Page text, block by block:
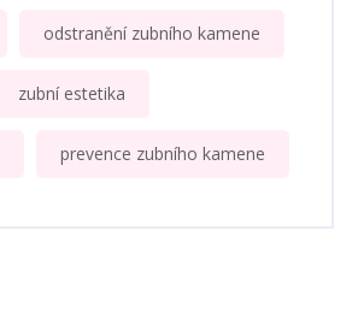
odstranění zubního kamene
zubní estetika
prevence zubního kamene